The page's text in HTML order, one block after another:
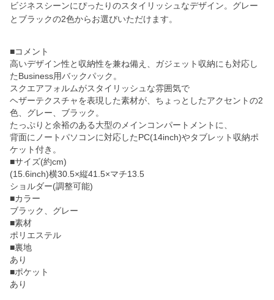
ビジネスシーンにぴったりのスタイリッシュなデザイン。グレー
とブラックの2色からお選びいただけます。
■コメント
高いデザイン性と収納性を兼ね備え、ガジェット収納にも対応し
たBusiness用バックパック。
スクエアフォルムがスタイリッシュな雰囲気で
ヘザーテクスチャを表現した素材が、ちょっとしたアクセントの2
色、グレー、ブラック。
たっぷりと余裕のある大型のメインコンパートメントに、
背面にノートパソコンに対応したPC(14inch)やタブレット収納ポ
ケット付き。
■サイズ(約cm)
(15.6inch)横30.5×縦41.5×マチ13.5
ショルダー(調整可能)
■カラー
ブラック、グレー
■素材
ポリエステル
■裏地
あり
■ポケット
あり